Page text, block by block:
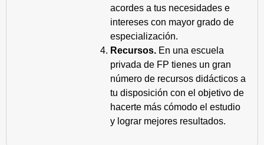
acordes a tus necesidades e
intereses con mayor grado de
especialización.
Recursos. En una escuela
privada de FP tienes un gran
número de recursos didácticos a
tu disposición con el objetivo de
hacerte más cómodo el estudio
y lograr mejores resultados.